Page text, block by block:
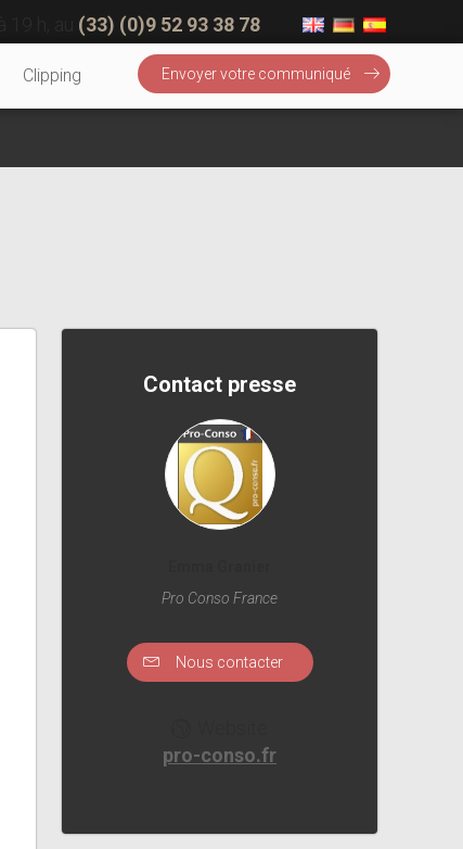
(33) (0)9 52 93 38 78
Clipping Envoyer votre communiqué
Contact presse
Pro Conso France
Nous contacter
pro-conso.fr